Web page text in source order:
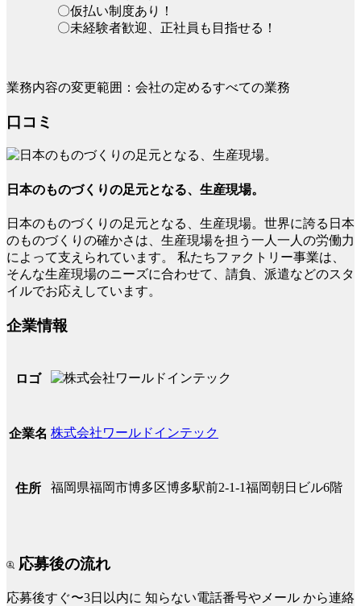
〇仮払い制度あり！
〇未経験者歓迎、正社員も目指せる！
業務内容の変更範囲：会社の定めるすべての業務
口コミ
日本のものづくりの足元となる、生産現場。
日本のものづくりの足元となる、生産現場。世界に誇る日本
のものづくりの確かさは、生産現場を担う一人一人の労働力
によって支えられています。 私たちファクトリー事業は、
そんな生産現場のニーズに合わせて、請負、派遣などのスタ
イルでお応えしています。
企業情報
ロゴ
企業名 株式会社ワールドインテック
住所 福岡県福岡市博多区博多駅前2-1-1福岡朝日ビル6階
応募後の流れ
応募後すぐ〜3日以内に 知らない電話番号やメール から連絡